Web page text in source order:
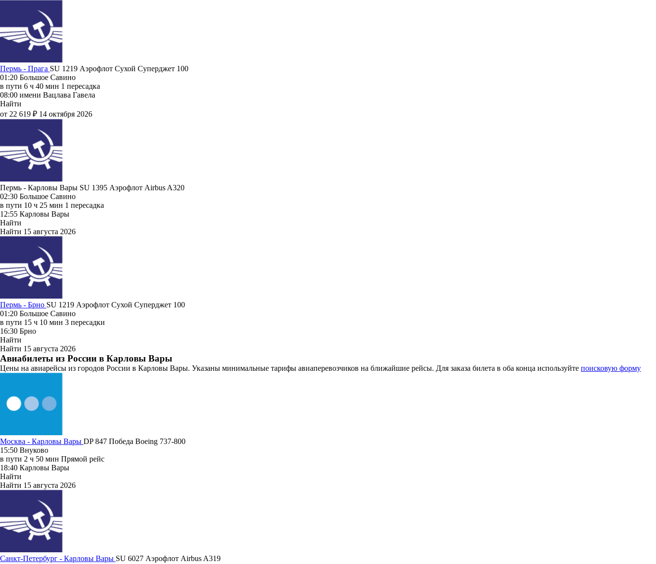
Пермь - Прага SU 1219 Аэрофлот Сухой Суперджет 100
01:20 Большое Савино
в пути 6 ч 40 мин 1 пересадка
08:00 имени Вацлава Гавела
Найти
от 22 619 ₽ 14 октября 2026
Пермь - Карловы Вары SU 1395 Аэрофлот Airbus A320
02:30 Большое Савино
в пути 10 ч 25 мин 1 пересадка
12:55 Карловы Вары
Найти
Найти 15 августа 2026
Пермь - Брно SU 1219 Аэрофлот Сухой Суперджет 100
01:20 Большое Савино
в пути 15 ч 10 мин 3 пересадки
16:30 Брно
Найти
Найти 15 августа 2026
Авиабилеты из России в Карловы Вары
Цены на авиарейсы из городов России в Карловы Вары. Указаны минимальные тарифы авиаперевозчиков на ближайшие рейсы. Для заказа билета в оба конца используйте поисковую форму
Москва - Карловы Вары DP 847 Победа Boeing 737-800
15:50 Внуково
в пути 2 ч 50 мин Прямой рейс
18:40 Карловы Вары
Найти
Найти 15 августа 2026
Санкт-Петербург - Карловы Вары SU 6027 Аэрофлот Airbus A319